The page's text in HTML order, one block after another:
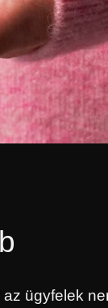
ügyfelek